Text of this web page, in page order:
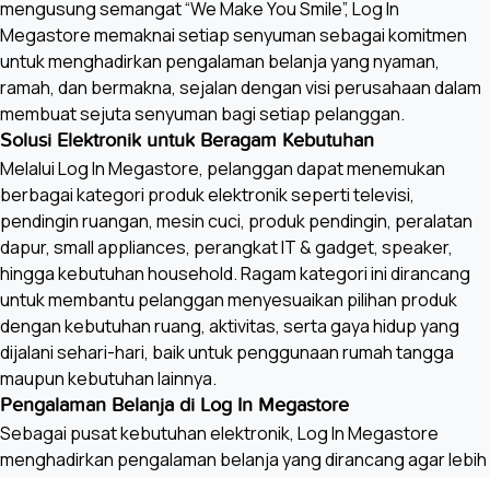
mengusung semangat “We Make You Smile”, Log In
Megastore memaknai setiap senyuman sebagai komitmen
untuk menghadirkan pengalaman belanja yang nyaman,
ramah, dan bermakna, sejalan dengan visi perusahaan dalam
membuat sejuta senyuman bagi setiap pelanggan.
Solusi Elektronik untuk Beragam Kebutuhan
Melalui Log In Megastore, pelanggan dapat menemukan
berbagai kategori produk elektronik seperti televisi,
pendingin ruangan, mesin cuci, produk pendingin, peralatan
dapur, small appliances, perangkat IT & gadget, speaker,
hingga kebutuhan household. Ragam kategori ini dirancang
untuk membantu pelanggan menyesuaikan pilihan produk
dengan kebutuhan ruang, aktivitas, serta gaya hidup yang
dijalani sehari-hari, baik untuk penggunaan rumah tangga
maupun kebutuhan lainnya.
Pengalaman Belanja di Log In Megastore
Sebagai pusat kebutuhan elektronik, Log In Megastore
menghadirkan pengalaman belanja yang dirancang agar lebih